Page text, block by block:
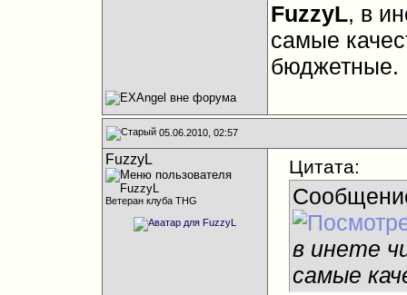
FuzzyL, в
самые
бюджетные.
05.06.2010, 02:57
FuzzyL
Ветеран клуба THG
Цитата:
в инете
самые